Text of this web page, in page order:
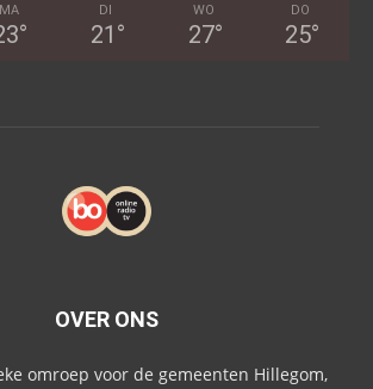
MA
°
DI
21 °
WO
27°
DO
25°
OVER ONS
omroep voor de gemeenten Hillegom,